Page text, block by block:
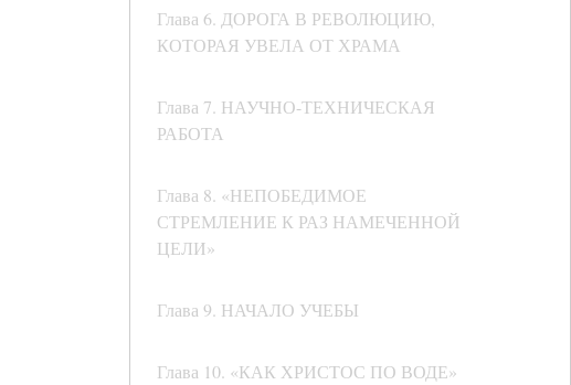
Глава 6. ДОРОГА В РЕВОЛЮЦИЮ,
КОТОРАЯ УВЕЛА ОТ ХРАМА
Глава 7. НАУЧНО-ТЕХНИЧЕСКАЯ
РАБОТА
Глава 8. «НЕПОБЕДИМОЕ
СТРЕМЛЕНИЕ К РАЗ НАМЕЧЕННОЙ
ЦЕЛИ»
Глава 9. НАЧАЛО УЧЕБЫ
Глава 10. «КАК ХРИСТОС ПО ВОДЕ»